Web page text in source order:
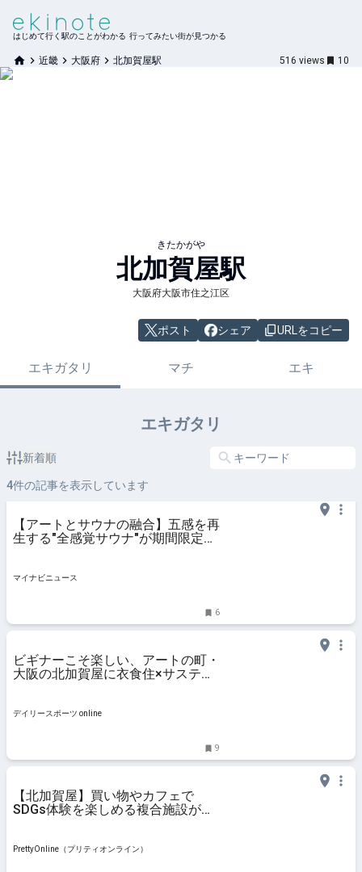
はじめて行く駅のことがわかる 行ってみたい街が見つかる
近畿 大阪府 北加賀屋駅 516 views 10
きたかがや
北加賀屋駅
大阪府大阪市住之江区
ポスト シェア URLをコピー
エキガタリ マチ エキ
エキガタリ
新着順
4件の記事を表示しています
【アートとサウナの融合】五感を再
生する"全感覚サウナ"が期間限定オ
マイナビニュース
6
ビギナーこそ楽しい、アートの町・
大阪の北加賀屋に衣食住×サステナ
デイリースポーツ online
9
【北加賀屋】買い物やカフェで
SDGs体験を楽しめる複合施設がオ
PrettyOnline（プリティオンライン）